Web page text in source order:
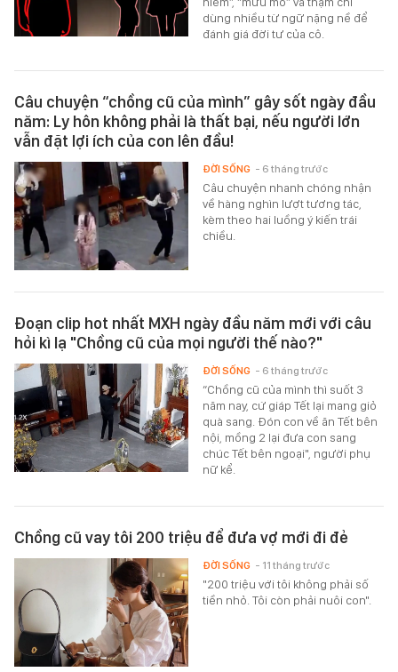
dùng nhiều từ ngữ nặng nề để
đánh giá đời tư của cô.
Câu chuyện “chồng cũ của mình” gây sốt ngày đầu
năm: Ly hôn không phải là thất bại, nếu người lớn
vẫn đặt lợi ích của con lên đầu!
Câu chuyện nhanh chóng nhận
về hàng nghìn lượt tương tác,
kèm theo hai luồng ý kiến trái
chiều.
ĐỜI SỐNG - 6 tháng trước
Đoạn clip hot nhất MXH ngày đầu năm mới với câu
hỏi kì lạ "Chồng cũ của mọi người thế nào?"
“Chồng cũ của mình thì suốt 3
năm nay, cứ giáp Tết lại mang giỏ
quà sang. Đón con về ăn Tết bên
nội, mồng 2 lại đưa con sang
chúc Tết bên ngoại", người phụ
nữ kể.
ĐỜI SỐNG - 6 tháng trước
Chồng cũ vay tôi 200 triệu để đưa vợ mới đi đẻ
"200 triệu với tôi không phải số
tiền nhỏ. Tôi còn phải nuôi con".
ĐỜI SỐNG - 11 tháng trước